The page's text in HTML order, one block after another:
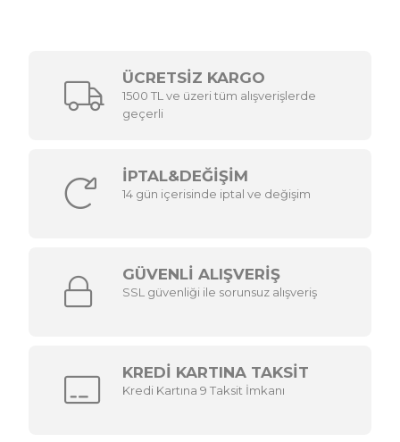
ÜCRETSİZ KARGO
1500 TL ve üzeri tüm alışverişlerde
geçerli
İPTAL&DEĞİŞİM
14 gün içerisinde iptal ve değişim
GÜVENLİ ALIŞVERİŞ
SSL güvenliği ile sorunsuz alışveriş
KREDİ KARTINA TAKSİT
Kredi Kartına 9 Taksit İmkanı